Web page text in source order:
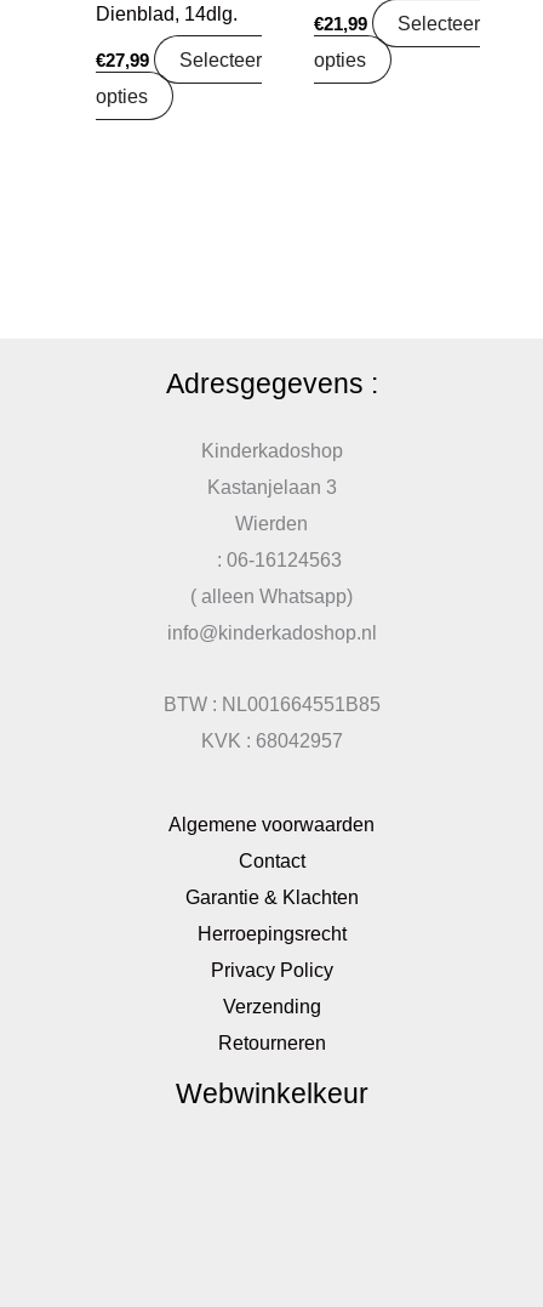
Dienblad, 14dlg.
€27,99
Selecteer
opties
€21,99
Selecteer
opties
Adresgegevens :
Kinderkadoshop
Kastanjelaan 3
Wierden
: 06-16124563
( alleen Whatsapp)
info@kinderkadoshop.nl
BTW : NL001664551B85
KVK : 68042957
Algemene voorwaarden
Contact
Garantie & Klachten
Herroepingsrecht
Privacy Policy
Verzending
Retourneren
Webwinkelkeur